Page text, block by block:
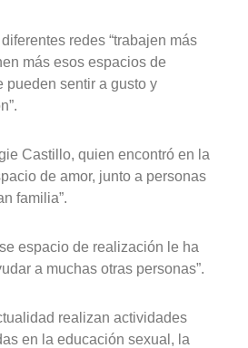
redes “trabajen más
más esos espacios de
pueden sentir a gusto y
Castillo, quien encontró en la
de amor, junto a personas
familia”.
espacio de realización le ha
a muchas otras personas”.
realizan actividades
en la educación sexual, la